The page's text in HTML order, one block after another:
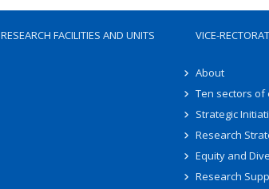
RESEARCH FACILITIES AND UNITS VICE-
About
Ten sectors of
Strategic
Research
Equity and
Research